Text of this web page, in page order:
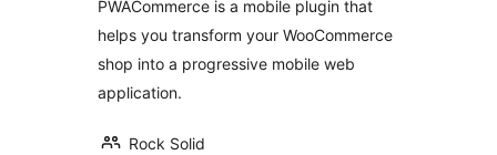
Apps & Hybrid
Mobile Apps
PWACommerce is a mobile plugin that
helps you transform your WooCommerce
shop into a progressive mobile web
application.
Rock Solid